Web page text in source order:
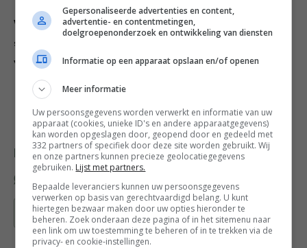
We hebben speciaal voor jou een heel weekmenu
samengesteld van Eet jezelf stralend gezond. Deze
vind je hier:
Deel dit recept
Bewaar recept
Gepersonaliseerde advertenties en content,
advertentie- en contentmetingen,
doelgroepenonderzoek en ontwikkeling van diensten
Informatie op een apparaat opslaan en/of openen
Meer informatie
Uw persoonsgegevens worden verwerkt en informatie van uw
apparaat (cookies, unieke ID's en andere apparaatgegevens)
kan worden opgeslagen door, geopend door en gedeeld met
332 partners of specifiek door deze site worden gebruikt. Wij
en onze partners kunnen precieze geolocatiegegevens
gebruiken. Lijst met partners.
Bepaalde leveranciers kunnen uw persoonsgegevens
verwerken op basis van gerechtvaardigd belang. U kunt
hiertegen bezwaar maken door uw opties hieronder te
beheren. Zoek onderaan deze pagina of in het sitemenu naar
een link om uw toestemming te beheren of in te trekken via de
privacy- en cookie-instellingen.